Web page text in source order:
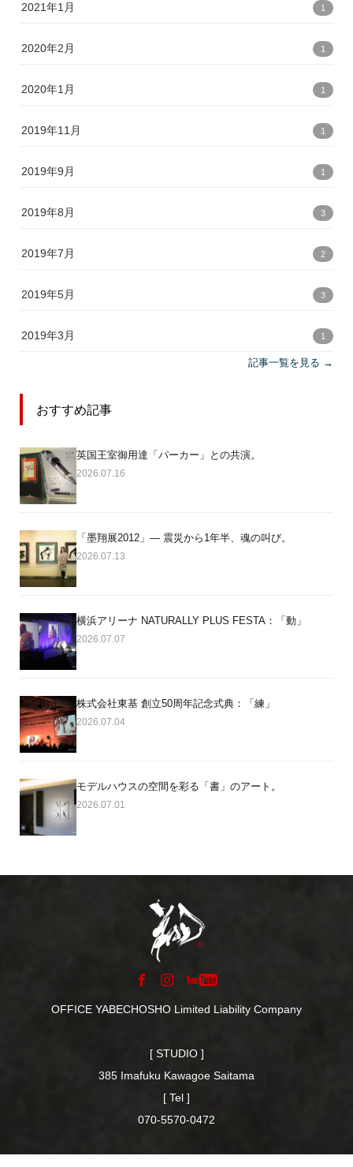
2021年1月 1
2020年2月 1
2020年1月 1
2019年11月 1
2019年9月 1
2019年8月 3
2019年7月 2
2019年5月 3
2019年3月 1
記事一覧を見る →
おすすめ記事
英国王室御用達「パーカー」との共演。
2026.07.16
「墨翔展2012」― 震災から1年半、魂の叫び。
2026.07.13
横浜アリーナ NATURALLY PLUS FESTA：「動」
2026.07.07
株式会社東基 創立50周年記念式典：「練」
2026.07.04
モデルハウスの空間を彩る「書」のアート。
2026.07.01
OFFICE YABECHOSHO Limited Liability Company
[ STUDIO ]
385 Imafuku Kawagoe Saitama
[ Tel ]
070-5570-0472